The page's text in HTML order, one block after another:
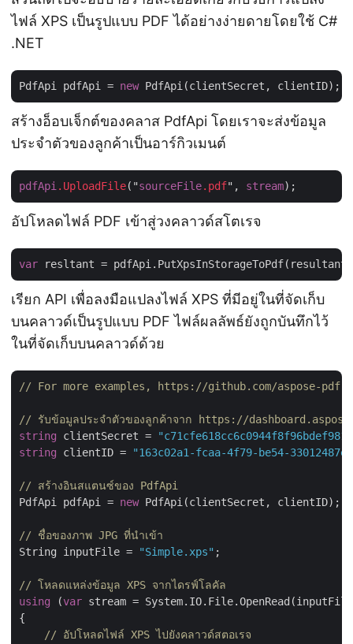
ไฟล์ XPS เป็นรูปแบบ PDF ได้อย่างง่ายดายโดยใช้ C#
.NET
PdfApi pdfApi = new
สร้างอ็อบเจ็กต์ของคลาส PdfApi โดยเราจะส่งข้อมูล
ประจำตัวของลูกค้าเป็นอาร์กิวเมนต์
pdfApi .UploadFile("sourceFile.pdf", stream
อัปโหลดไฟล์ PDF เข้าสู่วงคลาวด์สโตเรจ
var resltant =
เรียก API เพื่อลงมือแปลงไฟล์ XPS ที่มีอยู่ในที่จัดเก็บ
บนคลาวด์เป็นรูปแบบ PDF ไฟล์ผลลัพธ์ยังถูกบันทึกไว้
ในที่จัดเก็บบนคลาวด์ด้วย
// For more examples, https://github.com/aspose-pdf-
// รับข้อมูลประจำตัวของลูกค้าจาก https://
string clientSecret =
string clientID = "163c02a1-fcaa-4f79-be54-
// สร้างอินสแตนซ์ของ PdfApi
PdfApi pdfApi = new PdfApi(clientSecret, clientID);
// ชื่อของภาพ JPG ที่นำเข้า
String inputFile =
"Simple.xps" ;
// โหลดแหล่งข้อมูล XPS จากไดรฟ์โลคัล
using (var stream =
{
// อัปโหลดไฟล์ XPS ไปยังคลาวด์สตอเรจ